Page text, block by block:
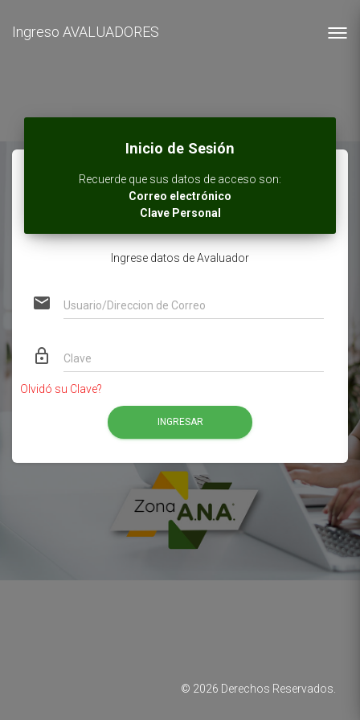
Ingreso AVALUADORES
Inicio de Sesión
Recuerde que sus datos de acceso son:
Correo electrónico
Clave Personal
Ingrese datos de Avaluador
email Usuario/Direccion de Correo
lock_outline Clave
Olvidó su Clave?
INGRESAR
© 2026 Derechos Reservados.